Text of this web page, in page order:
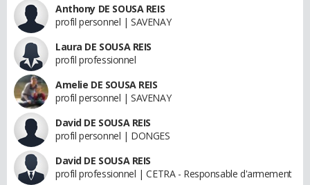
Anthony DE SOUSA REIS
profil personnel | SAVENAY
Laura DE SOUSA REIS
profil professionnel
Amelie DE SOUSA REIS
profil personnel | SAVENAY
David DE SOUSA REIS
profil personnel | DONGES
David DE SOUSA REIS
profil professionnel | CETRA - Responsable d'armement